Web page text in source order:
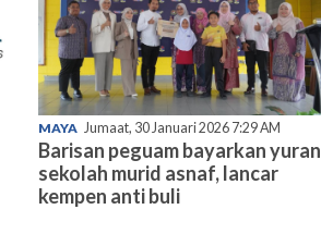
MAYA Jumaat, 30 Januari 2026 7:29 AM
Barisan peguam bayarkan yuran
sekolah murid asnaf, lancar
kempen anti buli